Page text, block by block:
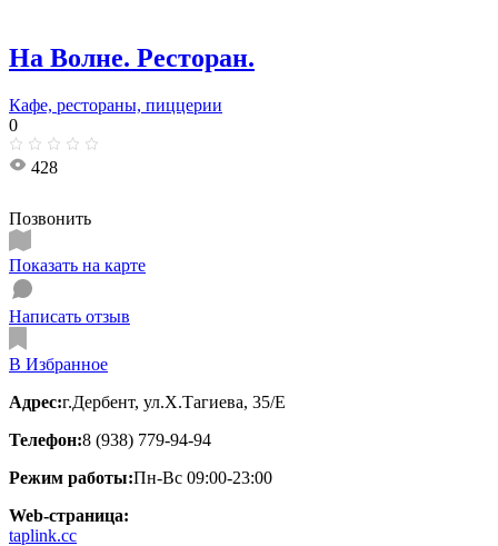
На Волне. Ресторан.
Кафе, рестораны, пиццерии
0
428
Позвонить
Показать на карте
Написать отзыв
В Избранное
Адрес:г.Дербент, ул.Х.Тагиева, 35/Е
Телефон:8 (938) 779-94-94
Режим работы:Пн-Вс 09:00-23:00
Web-страница:
taplink.cc